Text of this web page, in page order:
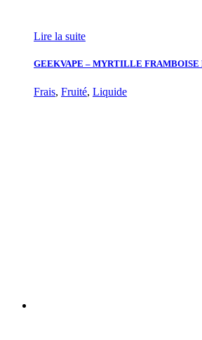
Lire la suite
GEEKVAPE – MYRTILLE FRAMBOISE
Frais, Fruité, Liquide